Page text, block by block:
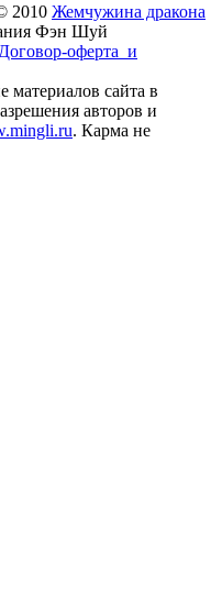
2010 Жемчужина дракона
Фэн Шуй
Договор-оферта и
материалов сайта в
авторов и
. Карма не